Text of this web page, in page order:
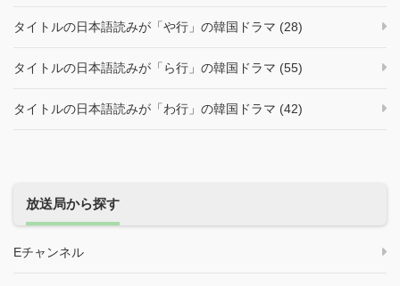
タイトルの日本語読みが「や行」の韓国ドラマ (28)
タイトルの日本語読みが「ら行」の韓国ドラマ (55)
タイトルの日本語読みが「わ行」の韓国ドラマ (42)
放送局から探す
Eチャンネル